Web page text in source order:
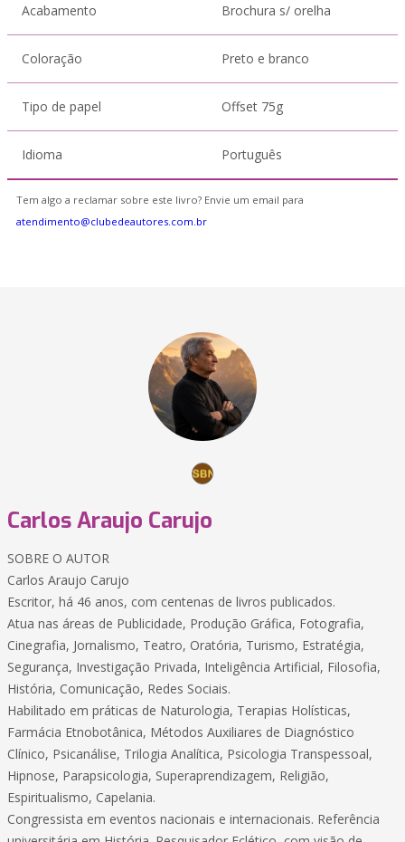
Acabamento Brochura s/ orelha
Coloração Preto e branco
Tipo de papel Offset 75g
Idioma Português
Tem algo a reclamar sobre este livro? Envie um email para
atendimento@clubedeautores.com.br
Carlos Araujo Carujo
SOBRE O AUTOR
Carlos Araujo Carujo
Escritor, há 46 anos, com centenas de livros publicados.
Atua nas áreas de Publicidade, Produção Gráfica, Fotografia,
Cinegrafia, Jornalismo, Teatro, Oratória, Turismo, Estratégia,
Segurança, Investigação Privada, Inteligência Artificial, Filosofia,
História, Comunicação, Redes Sociais.
Habilitado em práticas de Naturologia, Terapias Holísticas,
Farmácia Etnobotânica, Métodos Auxiliares de Diagnóstico
Clínico, Psicanálise, Trilogia Analítica, Psicologia Transpessoal,
Hipnose, Parapsicologia, Superaprendizagem, Religião,
Espiritualismo, Capelania.
Congressista em eventos nacionais e internacionais. Referência